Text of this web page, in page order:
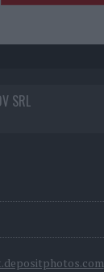
SRL